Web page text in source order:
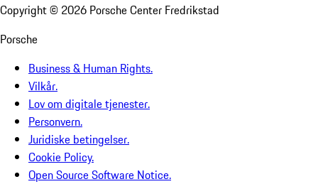
Copyright © 2026 Porsche Center Fredrikstad
Porsche
Business & Human Rights.
Vilkår.
Lov om digitale tjenester.
Personvern.
Juridiske betingelser.
Cookie Policy.
Open Source Software Notice.